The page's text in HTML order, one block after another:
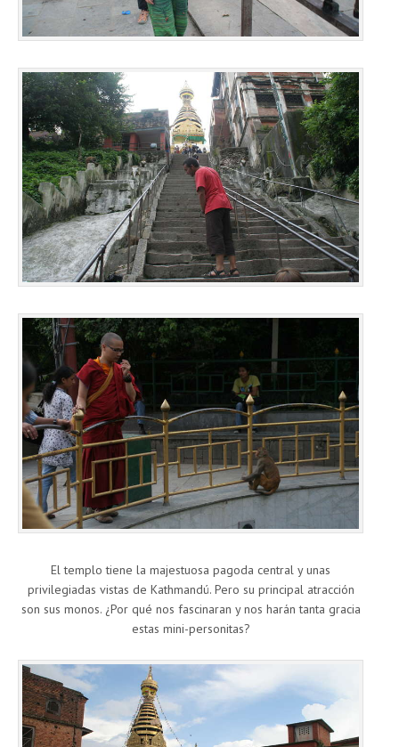
El templo tiene la majestuosa pagoda central y unas
privilegiadas vistas de Kathmandú. Pero su principal atracción
son sus monos. ¿Por qué nos fascinaran y nos harán tanta gracia
estas mini-personitas?